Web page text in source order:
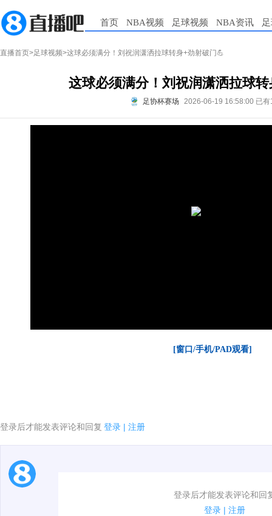
首页 NBA视频 足球视频 NBA资讯
直播首页>足球视频>这球必须满分！刘祝润潇洒拉球转身+劲射破门💪
这球必须满分！刘祝润潇洒拉球
足协杯赛场 2026-06-19 16:58:00 已有
[窗口/手机/PAD观看]
登录后才能发表评论和回复 登录 | 注册
登录后才能发表评论和回
登录 | 注册
1.电脑端新用户可以发表评论了！